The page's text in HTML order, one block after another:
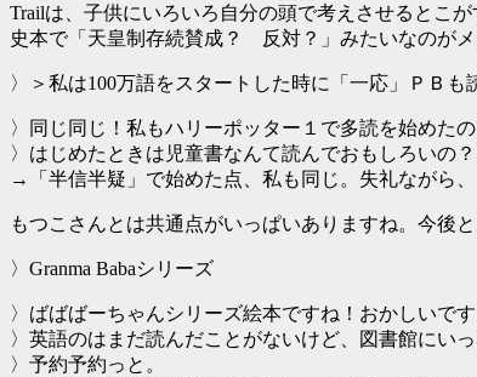
Trailは、子供にいろいろ自分の頭で考えさせるとこ
史本で「天皇制存続賛成？ 反対？」みたいなのが
〉＞私は100万語をスタートした時に「一応」ＰＢ
〉同じ同じ！私もハリーポッター１で多読を始めた
〉はじめたときは児童書なんて読んでおもしろいの
→「半信半疑」で始めた点、私も同じ。失礼ながら
もつこさんとは共通点がいっぱいありますね。今後
〉Granma Babaシリーズ
〉ばばばーちゃんシリーズ絵本ですね！おかしいで
〉英語のはまだ読んだことがないけど、図書館にい
〉予約予約っと。